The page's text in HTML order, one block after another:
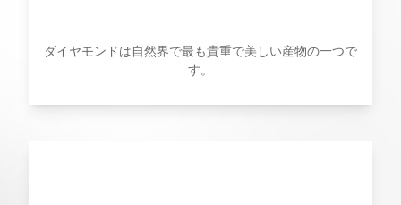
ダイヤモンドは自然界で最も貴重で美しい産物の一つで
す。